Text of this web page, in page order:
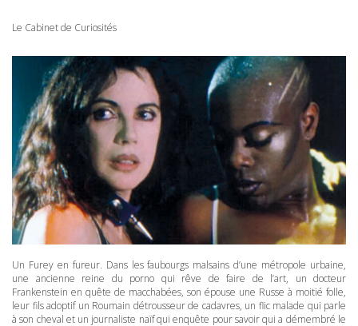
Le Cabinet de Curiosités
Un Furey en fureur. Dans les faubourgs malsains d’une métropole urbaine,
une ancienne reine du porno qui rêve de faire de l’art, un docteur
Frankenstein en quête de macchabées, son épouse une Russe à moitié folle,
leur fils adoptif un Roumain détrousseur de cadavres, un flic malade qui parle
à son cheval et un journaliste naïf qui enquête pour savoir qui a démembré le